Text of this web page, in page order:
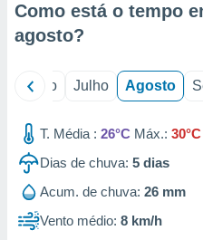
e
de
Como está o tempo
agosto?
Junho Julho Agosto
T. Média : 26°C Máx.: 30°C
Dias de chuva: 5 dias
Acum. de chuva: 26 mm
Vento médio: 8 km/h